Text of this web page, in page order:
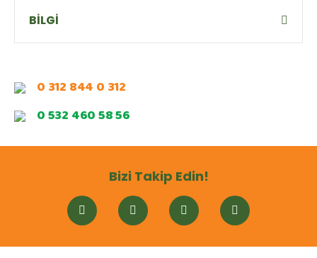
BİLGİ
0 312 844 0 312
0 532 460 58 56
Bizi Takip Edin!